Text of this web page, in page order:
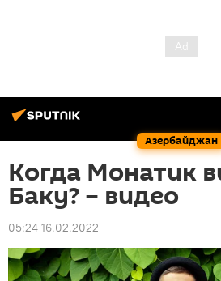
Азербайджан
Когда Монатик
Баку? – видео
05:24 16.02.2022